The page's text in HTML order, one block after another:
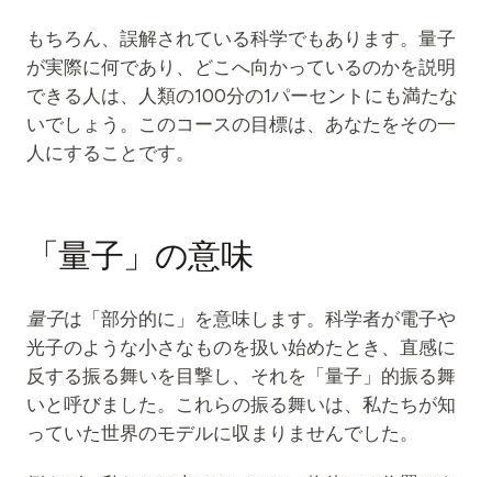
イベント
タイムライン
コミュニティ
私たちについて
チーム
ミッション
お問い合わせ
もちろん、誤解されている科学でもあります。量子
が実際に何であり、どこへ向かっているのかを説明
できる人は、人類の100分の1パーセントにも満たな
いでしょう。このコースの目標は、あなたをその一
人にすることです。
「量子」の意味
量子は「部分的に」を意味します。科学者が電子や
光子のような小さなものを扱い始めたとき、直感に
反する振る舞いを目撃し、それを「量子」的振る舞
いと呼びました。これらの振る舞いは、私たちが知
っていた世界のモデルに収まりませんでした。